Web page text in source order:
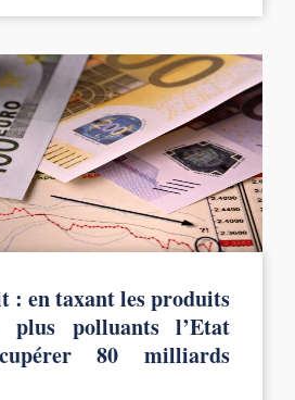
: en taxant les produits
plus polluants l’Etat
80 milliards